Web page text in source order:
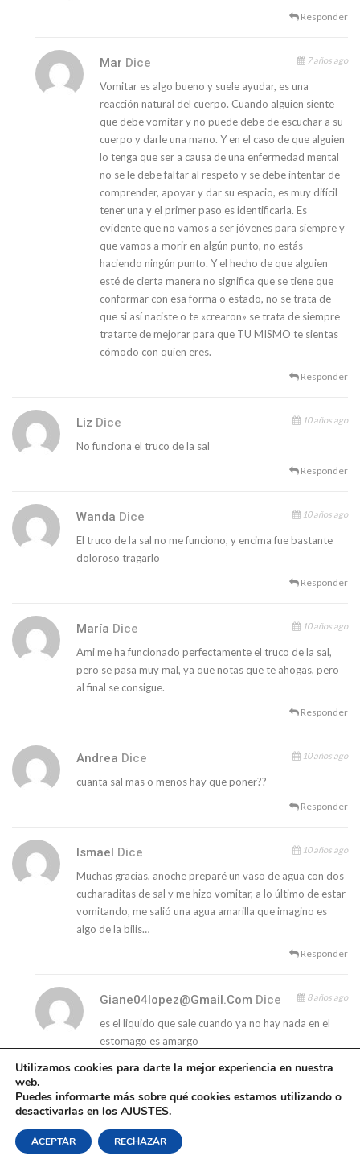
Responder
Mar Dice 7 años ago
Vomitar es algo bueno y suele ayudar, es una
reacción natural del cuerpo. Cuando alguien siente
que debe vomitar y no puede debe de escuchar a su
cuerpo y darle una mano. Y en el caso de que alguien
lo tenga que ser a causa de una enfermedad mental
no se le debe faltar al respeto y se debe intentar de
comprender, apoyar y dar su espacio, es muy difícil
tener una y el primer paso es identificarla. Es
evidente que no vamos a ser jóvenes para siempre y
que vamos a morir en algún punto, no estás
haciendo ningún punto. Y el hecho de que alguien
esté de cierta manera no significa que se tiene que
conformar con esa forma o estado, no se trata de
que si así naciste o te «crearon» se trata de siempre
tratarte de mejorar para que TU MISMO te sientas
cómodo con quien eres.
Responder
Liz Dice 10 años ago
No funciona el truco de la sal
Responder
Wanda Dice 10 años ago
El truco de la sal no me funciono, y encima fue bastante
doloroso tragarlo
Responder
María Dice 10 años ago
Ami me ha funcionado perfectamente el truco de la sal,
pero se pasa muy mal, ya que notas que te ahogas, pero
al final se consigue.
Responder
Andrea Dice 10 años ago
cuanta sal mas o menos hay que poner??
Responder
Ismael Dice 10 años ago
Muchas gracias, anoche preparé un vaso de agua con dos
cucharaditas de sal y me hizo vomitar, a lo último de estar
vomitando, me salió una agua amarilla que imagino es
algo de la bilis…
Responder
Giane04lopez@gmail.com Dice 8 años ago
es el liquido que sale cuando ya no hay nada en el
estomago es amargo
Responder
No CDice
Al meterme los dedos me duele mucho la garganta y no
tengo las uñas largas :’v
Utilizamos cookies para darte la mejor experiencia en nuestra
web.
Puedes informarte más sobre qué cookies estamos utilizando o
desactivarlas en los AJUSTES.
ACEPTAR RECHAZAR